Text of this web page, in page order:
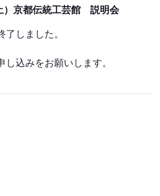
）京都伝統工芸館 説明会
しました。
込みをお願いします。